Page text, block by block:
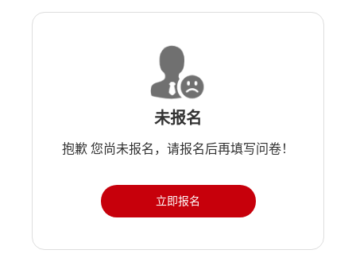
未报名
抱歉 您尚未报名，请报名后再填写问卷！
立即报名